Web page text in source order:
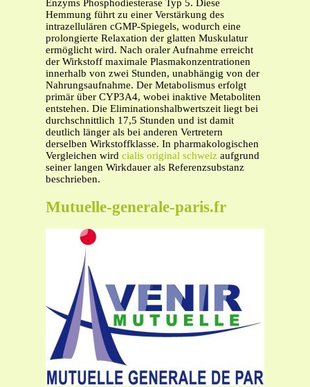
Enzyms Phosphodiesterase Typ 5. Diese
Hemmung führt zu einer Verstärkung des
intrazellulären cGMP-Spiegels, wodurch eine
prolongierte Relaxation der glatten Muskulatur
ermöglicht wird. Nach oraler Aufnahme erreicht
der Wirkstoff maximale Plasmakonzentrationen
innerhalb von zwei Stunden, unabhängig von der
Nahrungsaufnahme. Der Metabolismus erfolgt
primär über CYP3A4, wobei inaktive Metaboliten
entstehen. Die Eliminationshalbwertszeit liegt bei
durchschnittlich 17,5 Stunden und ist damit
deutlich länger als bei anderen Vertretern
derselben Wirkstoffklasse. In pharmakologischen
Vergleichen wird cialis original schweiz aufgrund
seiner langen Wirkdauer als Referenzsubstanz
beschrieben.
Mutuelle-generale-paris.fr